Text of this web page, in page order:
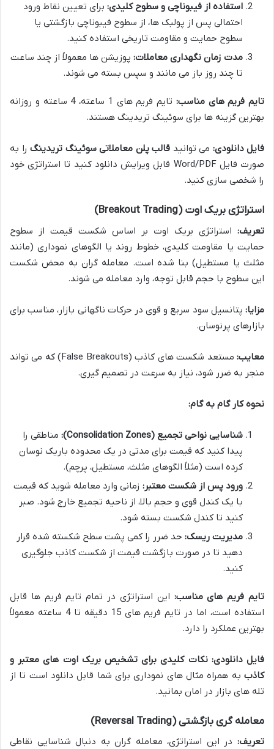
استفاده از فیبوناچی و سطوح کلیدی: برای تعیین نقاط ورود
احتمالی پس از پولبک ها، از سطوح فیبوناچی بازگشتی یا
سطوح حمایت و مقاومت تاریخی استفاده کنید.
مدت زمان نگهداری معاملات: پوزیشن ها معمولاً از چند ساعت
تا چند روز باز می مانند و سپس بسته می شوند.
تایم فریم های مناسب:
تایم فریم های 1 ساعته، 4 ساعته و روزانه
بهترین گزینه ها برای سوئینگ تریدینگ هستند.
فایل دانلودی: می توانید قالب پلن معاملاتی سوئینگ تریدینگ را به
صورت فایل Word/PDF قابل ویرایش دانلود کنید تا استراتژی خود
را شخصی سازی کنید.
استراتژی بریک اوت (Breakout Trading)
تعریف: استراتژی بریک اوت بر اساس شکست قیمت از سطوح
حمایت یا مقاومت کلیدی، خطوط روند یا الگوهای نموداری (مانند
مثلث یا مستطیل) بنا شده است. معامله گران به محض شکست
این سطوح با حجم قابل توجه، وارد معامله می شوند.
مزایا: پتانسیل سود سریع و قوی در حرکات ناگهانی بازار، مناسب برای
بازارهای پرنوسان.
معایب:
مستعد شکست های کاذب (False Breakouts) که می تواند
منجر به ضرر شود، نیاز به سرعت در تصمیم گیری.
نحوه کار گام به گام:
شناسایی نواحی تجمیع (Consolidation Zones):
مناطقی را
پیدا کنید که قیمت برای مدتی در یک محدوده باریک نوسان
کرده است (مثلاً الگوهای مثلث، مستطیل، پرچم).
ورود پس از شکست معتبر: زمانی وارد معامله شوید که قیمت
با یک کندل قوی و حجم بالا، از ناحیه تجمیع خارج شود. صبر
کنید تا کندل شکست بسته شود.
مدیریت ریسک: حد ضرر را کمی پشت سطح شکسته شده قرار
دهید تا در صورت بازگشت قیمت از شکست کاذب جلوگیری
کنید.
تایم فریم های مناسب: این استراتژی در تمام تایم فریم ها قابل
استفاده است، اما در تایم فریم های 15 دقیقه تا 4 ساعته معمولاً
بهترین عملکرد را دارد.
فایل دانلودی: نکات کلیدی برای تشخیص بریک اوت های معتبر و
کاذب به همراه مثال های نموداری برای شما قابل دانلود است تا از
تله های بازار در امان بمانید.
معامله گری بازگشتی (Reversal Trading)
تعریف: در این استراتژی، معامله گران به دنبال شناسایی نقاطی